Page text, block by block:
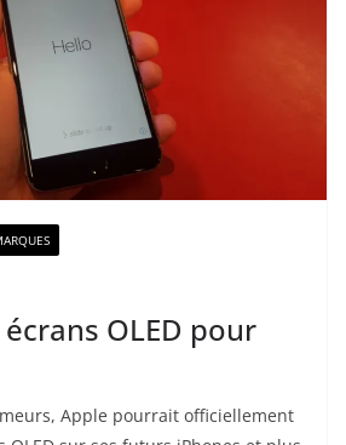
OLED pour
Apple pourrait officiellement